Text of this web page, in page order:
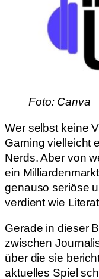
Foto: Canva
Wer selbst keine
Gaming vielleicht
Nerds. Aber von
ein
genauso seriöse
verdient wie
Gerade in dieser
zwischen
über die sie
aktuelles Spiel